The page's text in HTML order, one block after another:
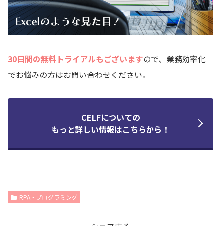
30日間の無料トライアルもございますので、業務効率化
でお悩みの方はお問い合わせください。
CELFについての
もっと詳しい情報はこちらから！
RPA・プログラミング